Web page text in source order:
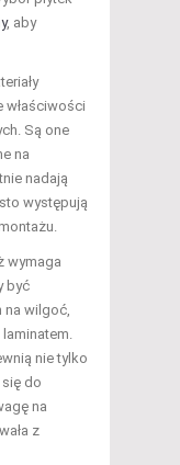
, aby
właściwości
Są one
na
nadają
występują
wymaga
być
na wilgoć,
nie tylko
do
na
z